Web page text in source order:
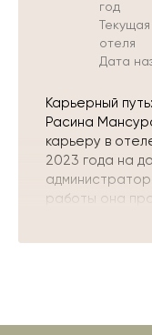
год
отеля
Дата
Карьерный путь:
Расина
карьеру в
2023 года на
работы она